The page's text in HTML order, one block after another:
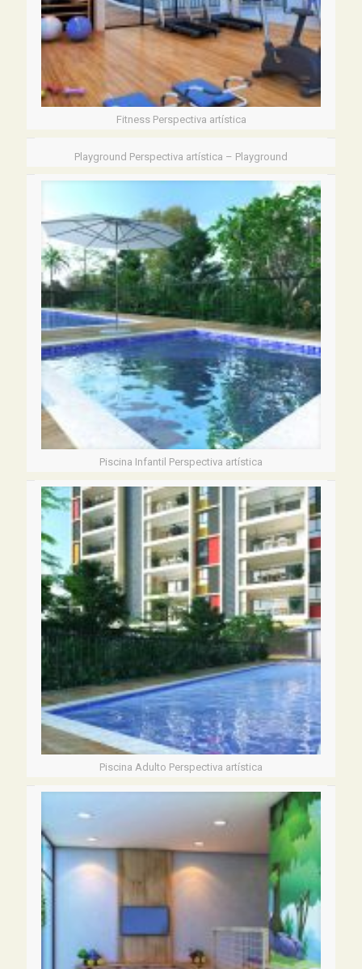
Fitness Perspectiva artística
Playground Perspectiva artística – Playground
Piscina Infantil Perspectiva artística
Piscina Adulto Perspectiva artística